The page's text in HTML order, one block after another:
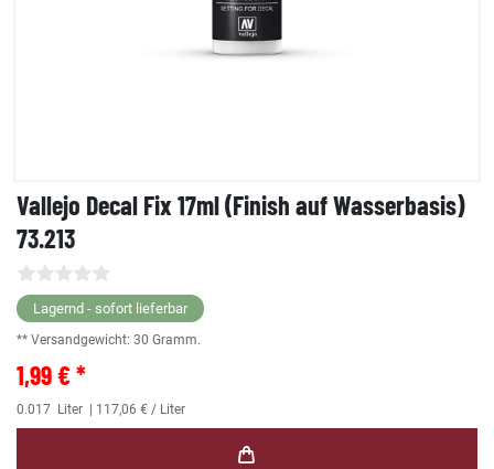
Vallejo Decal Fix 17ml (Finish auf Wasserbasis)
73.213
Lagernd - sofort lieferbar
** Versandgewicht: 30 Gramm.
1,99 € *
0.017 Liter | 117,06 € / Liter